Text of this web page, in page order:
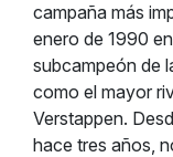
campaña más
enero de 1990
subcampeón de
como el mayor
Verstappen.
hace tres años,